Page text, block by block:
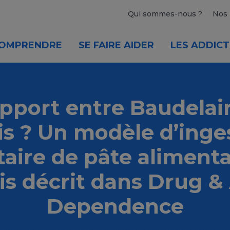
Qui sommes-nous ? Nos
SE FAIRE AIDER LES
entre
? Un modèle
de pâte
décrit dans Drug &
Dependence